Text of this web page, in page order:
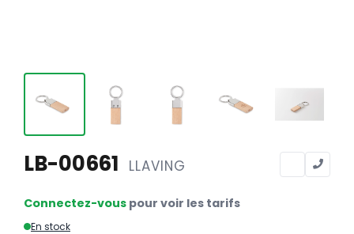
Tête de lettre
Sous-mains
Chemises
LB-00661 LLAVING
Connectez-vous pour voir les tarifs
En stock